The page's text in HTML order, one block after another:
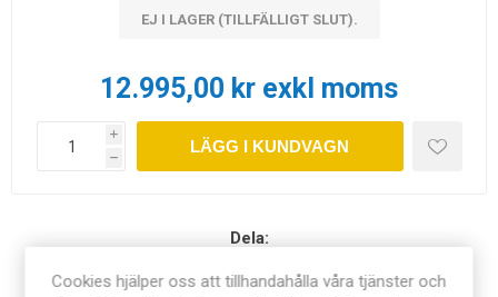
EJ I LAGER (TILLFÄLLIGT SLUT).
12.995,00 kr exkl moms
i
h
LÄGG I KUNDVAGN
Dela:
Cookies hjälper oss att tillhandahålla våra tjänster och